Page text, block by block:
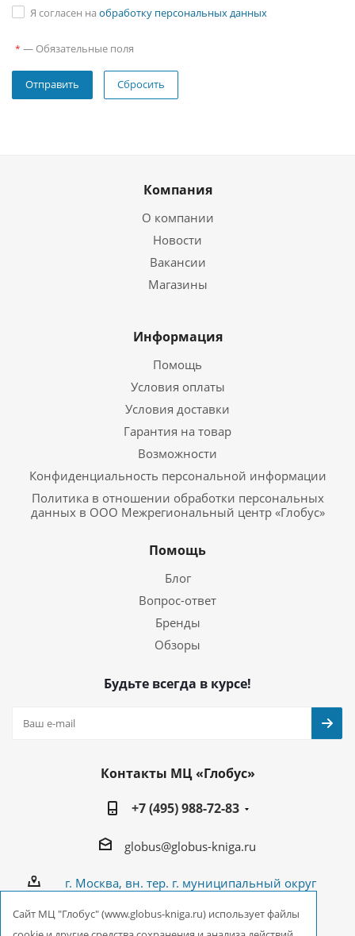
Я согласен на обработку персональных данных
* — Обязательные поля
Сбросить
Компания
О компании
Новости
Вакансии
Магазины
Информация
Помощь
Условия оплаты
Условия доставки
Гарантия на товар
Возможности
Конфиденциальность персональной информации
Политика в отношении обработки персональных
данных в ООО Межрегиональный центр «Глобус»
Помощь
Блог
Вопрос-ответ
Бренды
Обзоры
Будьте всегда в курсе!
Контакты МЦ «Глобус»
+7 (495) 988-72-83
globus@globus-kniga.ru
г. Москва, вн. тер. г. муниципальный округ
Cайт МЦ "Глобус" (www.globus-kniga.ru) использует файлы